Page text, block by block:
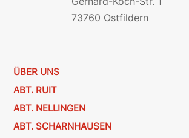
73760 Ostfildern
ÜBER UNS
ABT. RUIT
ABT. NELLINGEN
ABT. SCHARNHAUSEN